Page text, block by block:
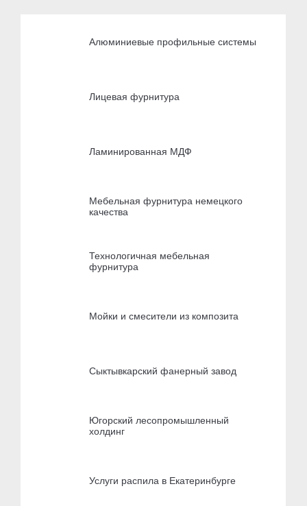
Алюминиевые профильные системы
Лицевая фурнитура
Ламинированная МДФ
Мебельная фурнитура немецкого
качества
Технологичная мебельная
фурнитура
Мойки и смесители из композита
Сыктывкарский фанерный завод
Югорский лесопромышленный
холдинг
Услуги распила в Екатеринбурге